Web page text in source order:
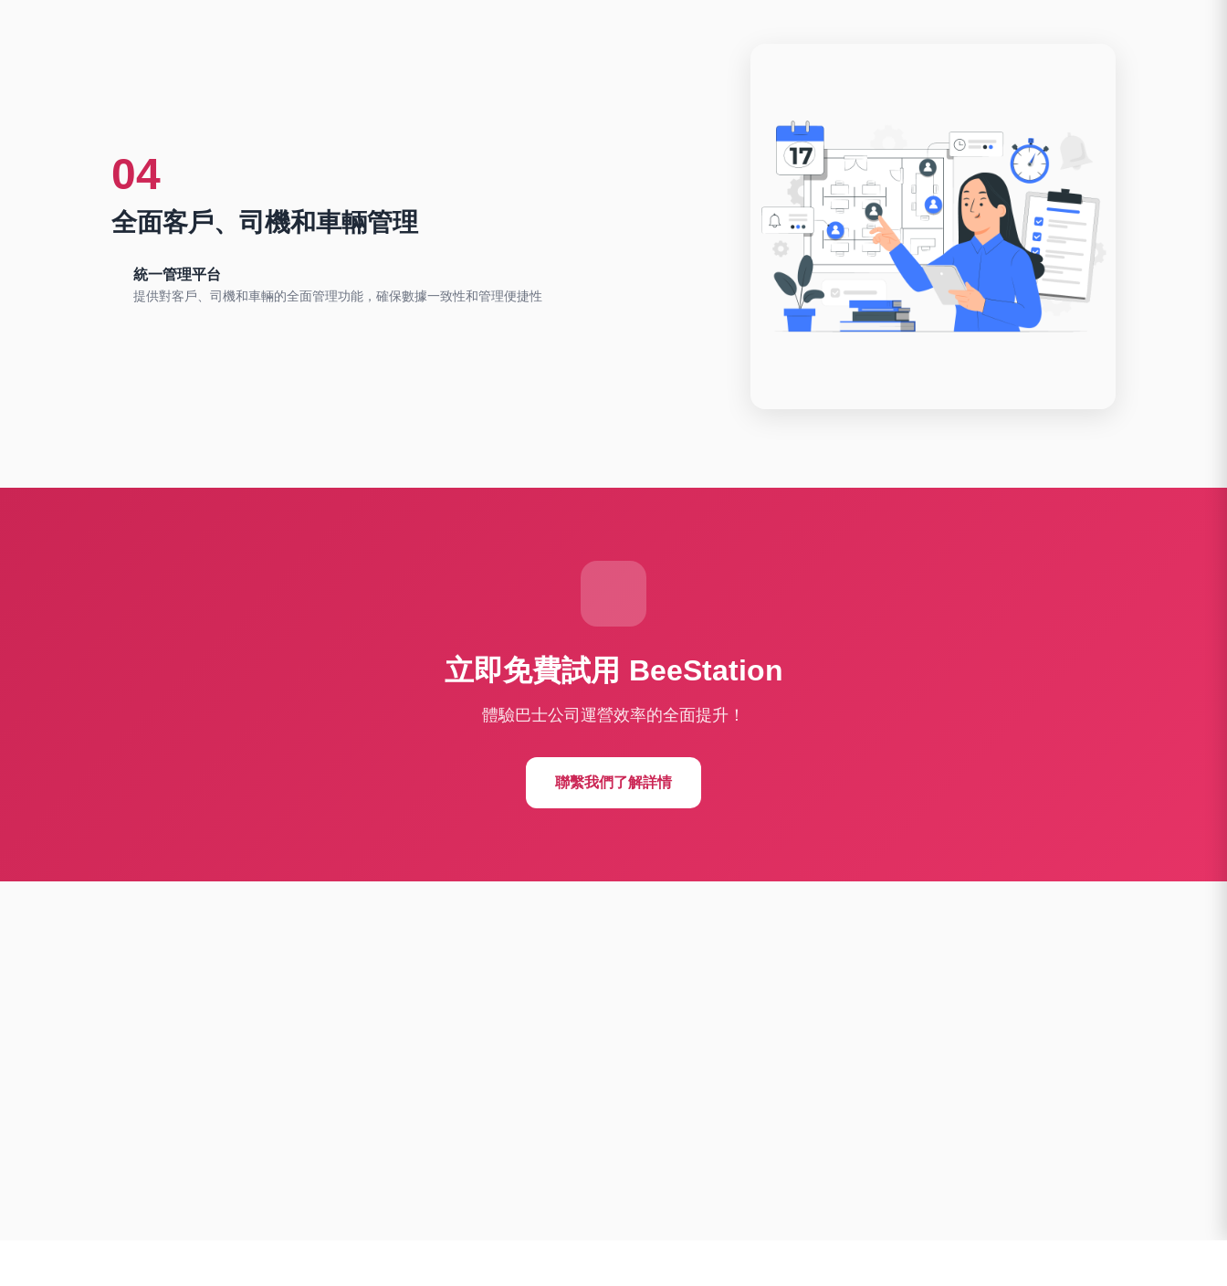
04
全面客戶、司機和車輛管理
統一管理平台
提供對客戶、司機和車輛的全面管理功能，確保數據一致性和管理便捷性
立即免費試用 BeeStation
體驗巴士公司運營效率的全面提升！
聯繫我們了解詳情